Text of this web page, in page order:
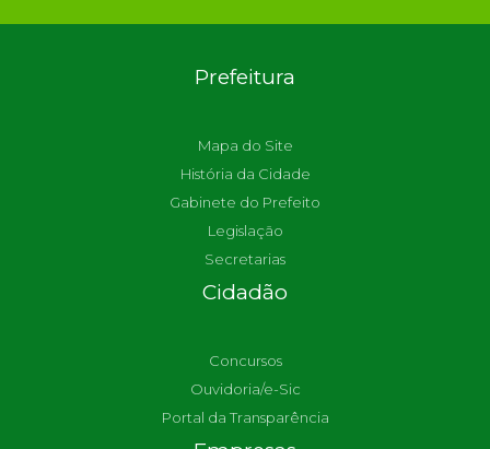
Prefeitura
Mapa do Site
História da Cidade
Gabinete do Prefeito
Legislação
Secretarias
Cidadão
Concursos
Ouvidoria/e-Sic
Portal da Transparência